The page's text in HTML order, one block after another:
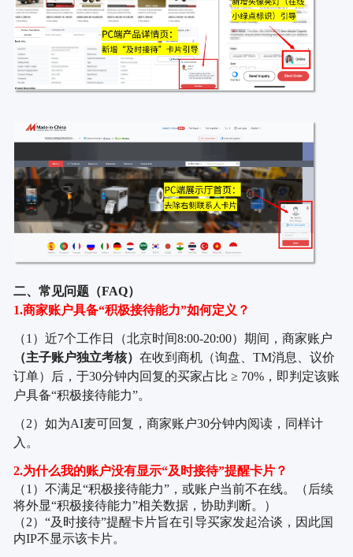
二、常见问题（FAQ）
1.商家账户具备“积极接待能力”如何定义？
（1）近7个工作日（北京时间8:00-20:00）期间，商家账户
（主子账户独立考核） 在收到商机（询盘、 TM消息、议价
订单）后，于30分钟内回复的买家占比 ≥ 70%，即判定该账
户具备“积极接待能力”。
（2） 如为AI麦可回复，商家账户30分钟内阅读，同样计
入。
2.为什么我的账户没有显示“及时接待”提醒卡片？
（1）不满足“积极接待能力”，或账户当前不在线。（后续
将外显“积极接待能力”相关数据，协助判断。）
（2）“及时接待”提醒卡片旨在引导买家发起洽谈，因此国
内IP不显示该卡片。